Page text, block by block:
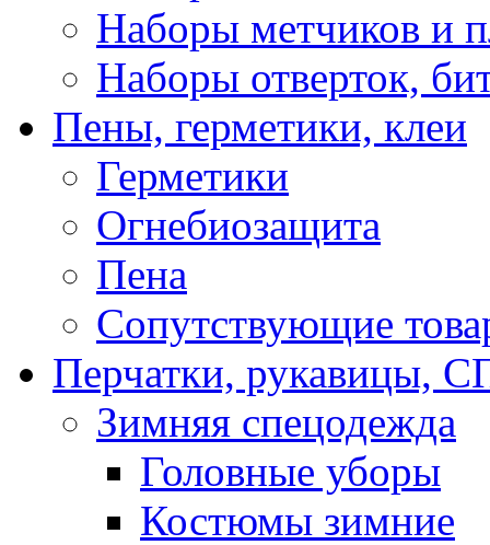
Наборы метчиков и
Наборы отверток,
Пены, герметики, клеи
Герметики
Огнебиозащита
Пена
Сопутствующие
Перчатки,
Зимняя спецодежда
Головные уборы
Костюмы зимние